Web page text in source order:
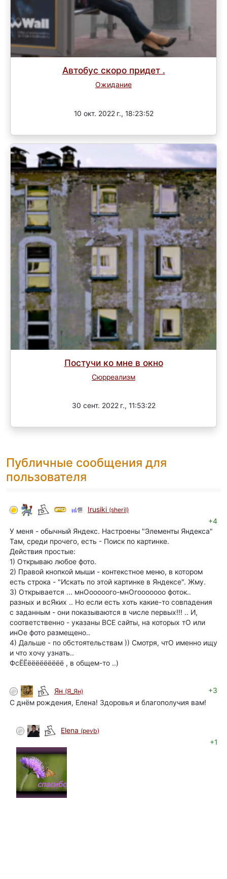
Автобус скоро придет .
Ожидание
10 окт. 2022 г., 18:23:52
Постучи ко мне в окно
Сюрреализм
30 сент. 2022 г., 11:53:22
Публичные сообщения для
пользователя
Irusiki (sheril)
+4
У меня - обычный Яндекс. Настроены "Элементы Яндекса"
Там, среди прочего, есть - Поиск по картинке.
Действия простые:
1) Открываю любое фото.
2) Правой кнопкой мыши - контекстное меню, в котором
есть строка - "Искать по этой картинке в Яндексе". Жму.
3) Открывается ... мнОооооого-мнОгооооооо фоток..
разных и всЯких .. Но если есть хоть какие-то совпадения
с заданным - они показываются в числе первых!!! .. И,
соответственно - указаны ВСЕ сайты, на которых тО или
инОе фото размещено..
4) Дальше - по обстоятельствам )) Смотря, чтО именно ищу
и что хочу узнать..
ФсЁЁёёёёёёёёё , в общем-то ..)
Ян (Я_Ян)
+3
С днём рождения, Елена! Здоровья и благополучия вам!
Elena (pevb)
+1